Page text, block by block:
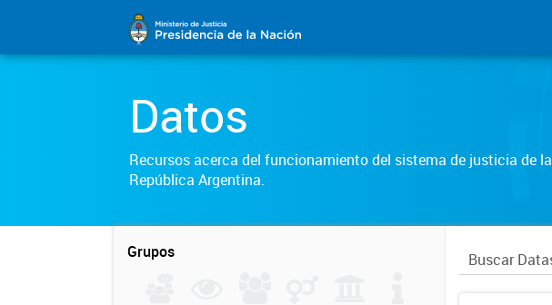
Datos
Recursos acerca del funcionamiento del sistema de justicia de la
República Argentina.
Grupos